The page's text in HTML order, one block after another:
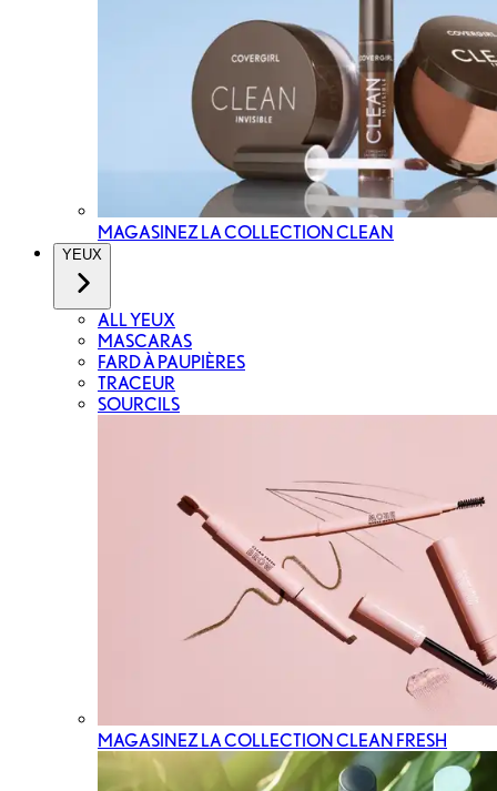
MAGASINEZ LA COLLECTION CLEAN
YEUX
ALL YEUX
MASCARAS
FARD À PAUPIÈRES
TRACEUR
SOURCILS
MAGASINEZ LA COLLECTION CLEAN FRESH